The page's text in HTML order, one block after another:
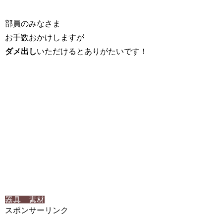
部員のみなさま
お手数おかけしますが
ダメ出しいただけるとありがたいです！
器具 素材
スポンサーリンク